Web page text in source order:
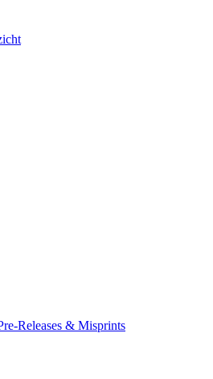
Releases & Misprints